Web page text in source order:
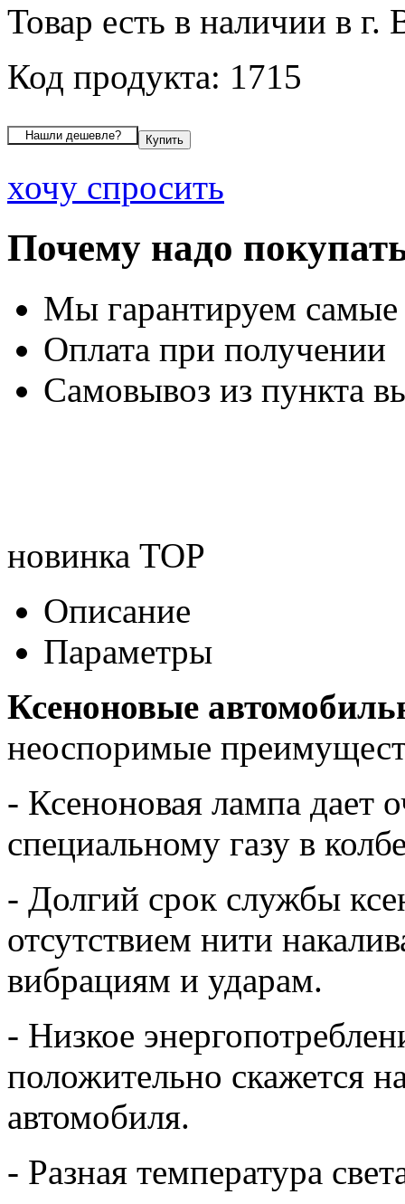
Товар есть в наличии в г.
Код продукта: 1715
хочу спросить
Почему надо
Мы гарантируем
Оплата при получении
Самовывоз из пункта
новинка TOP
Описание
Параметры
Ксеноновые
неоспоримые
- Ксеноновая лампа дает
специальному газу в
- Долгий срок службы
отсутствием нити
вибрациям и ударам.
- Низкое
положительно скажется
автомобиля.
- Разная температура